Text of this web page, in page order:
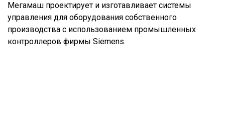
Мегамаш проектирует и изготавливает системы
управления для оборудования собственного
производства с использованием промышленных
контроллеров фирмы Siemens.